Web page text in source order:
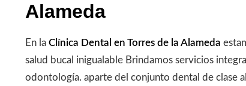
Alameda
En la Clínica Dental en Torres de la Alameda
salud bucal inigualable Brindamos servicios
odontología. aparte del conjunto dental de clase